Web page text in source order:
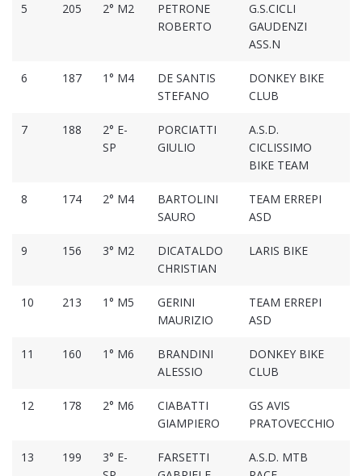
5 205 2° M2
PETRONE
ROBERTO
G.S.CICLI
GAUDENZI
ASS.N
6 187 1° M4
DE SANTIS
STEFANO
DONKEY BIKE
CLUB
7 188
2° E-
SP
PORCIATTI
GIULIO
A.S.D.
CICLISSIMO
BIKE TEAM
8 174 2° M4
BARTOLINI
SAURO
TEAM ERREPI
ASD
9 156 3° M2
DICATALDO
CHRISTIAN
LARIS BIKE
10 213 1° M5
GERINI
MAURIZIO
TEAM ERREPI
ASD
11 160 1° M6
BRANDINI
ALESSIO
DONKEY BIKE
CLUB
12 178 2° M6
CIABATTI
GIAMPIERO
GS AVIS
PRATOVECCHIO
13 199
3° E-
FARSETTI
A.S.D. MTB